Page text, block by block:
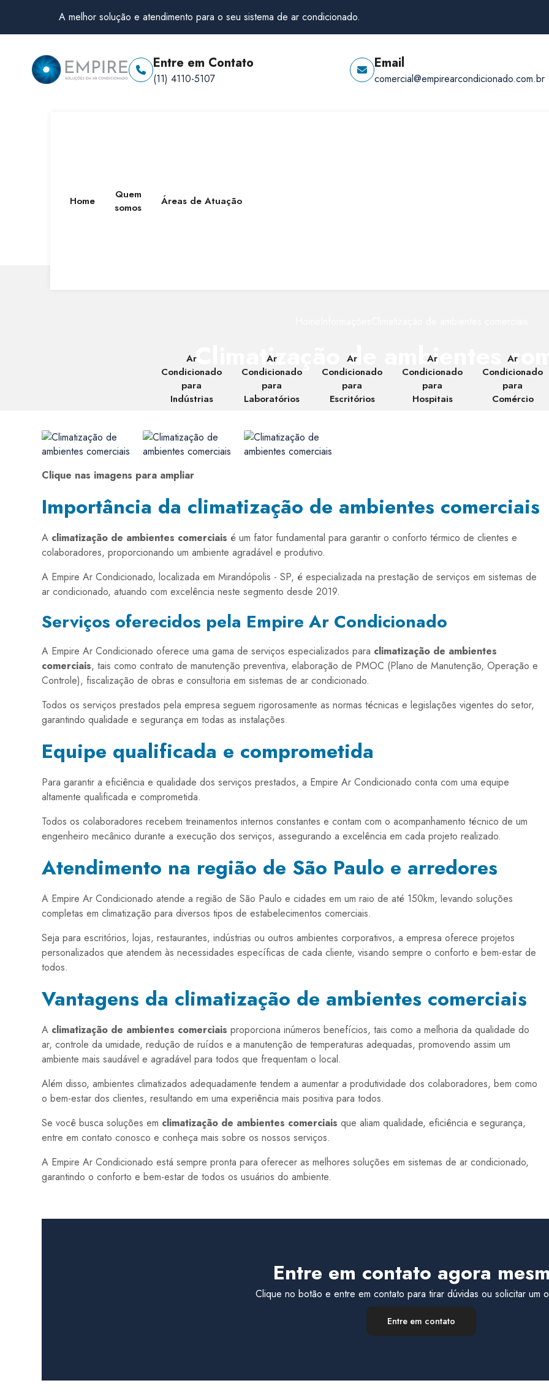
A melhor solução e atendimento para o seu sistema de ar condicionado.
Entre em Contato
(11) 4110-5107
Email
comercial@empirearcondicionado.com.br
Home
Quem
somos
Áreas de Atuação
Ar
Condicionado
para
Indústrias
Ar
Condicionado
para
Laboratórios
Ar
Condicionado
para
Escritórios
Ar
Condicionado
para
Hospitais
Ar
Condicionado
para
Comércio
Climatização de ambientes
Clique nas imagens para ampliar
Importância da climatização de ambientes comerciais
A climatização de ambientes comerciais é um fator fundamental para garantir o conforto térmico de clientes e
colaboradores, proporcionando um ambiente agradável e produtivo.
A Empire Ar Condicionado, localizada em Mirandópolis - SP, é especializada na prestação de serviços em sistemas de
ar condicionado, atuando com excelência neste segmento desde 2019.
Serviços oferecidos pela Empire Ar Condicionado
A Empire Ar Condicionado oferece uma gama de serviços especializados para climatização de ambientes
comerciais, tais como contrato de manutenção preventiva, elaboração de PMOC (Plano de Manutenção, Operação e
Controle), fiscalização de obras e consultoria em sistemas de ar condicionado.
Todos os serviços prestados pela empresa seguem rigorosamente as normas técnicas e legislações vigentes do setor,
garantindo qualidade e segurança em todas as instalações.
Equipe qualificada e comprometida
Para garantir a eficiência e qualidade dos serviços prestados, a Empire Ar Condicionado conta com uma equipe
altamente qualificada e comprometida.
Todos os colaboradores recebem treinamentos internos constantes e contam com o acompanhamento técnico de um
engenheiro mecânico durante a execução dos serviços, assegurando a excelência em cada projeto realizado.
Atendimento na região de São Paulo e arredores
A Empire Ar Condicionado atende a região de São Paulo e cidades em um raio de até 150km, levando soluções
completas em climatização para diversos tipos de estabelecimentos comerciais.
Seja para escritórios, lojas, restaurantes, indústrias ou outros ambientes corporativos, a empresa oferece projetos
personalizados que atendem às necessidades específicas de cada cliente, visando sempre o conforto e bem-estar de
todos.
Vantagens da climatização de ambientes comerciais
A climatização de ambientes comerciais proporciona inúmeros benefícios, tais como a melhoria da qualidade do
ar, controle da umidade, redução de ruídos e a manutenção de temperaturas adequadas, promovendo assim um
ambiente mais saudável e agradável para todos que frequentam o local.
Além disso, ambientes climatizados adequadamente tendem a aumentar a produtividade dos colaboradores, bem como
o bem-estar dos clientes, resultando em uma experiência mais positiva para todos.
Se você busca soluções em climatização de ambientes comerciais que aliam qualidade, eficiência e segurança,
entre em contato conosco e conheça mais sobre os nossos serviços.
A Empire Ar Condicionado está sempre pronta para oferecer as melhores soluções em sistemas de ar condicionado,
garantindo o conforto e bem-estar de todos os usuários do ambiente.
Entre em contato agora
Clique no botão e entre em contato para tirar dúvidas ou solicitar um
Entre em contato